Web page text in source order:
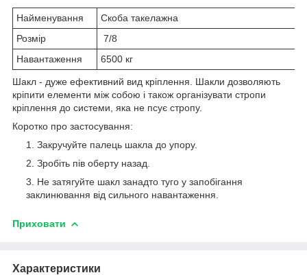
Найменування
Скоба такелажна
Розмір
7/8
Навантаження
6500 кг
Шакл - дуже ефективний вид кріплення. Шакли дозволяють
кріпити елементи між собою і також організувати стропи
кріплення до системи, яка не псує стропу.
Коротко про застосування:
Закручуйте палець шакла до упору.
Зробіть пів оберту назад.
Не затягуйте шакл занадто туго у запобігання
заклинювання від сильного навантаження.
Приховати
Характеристики